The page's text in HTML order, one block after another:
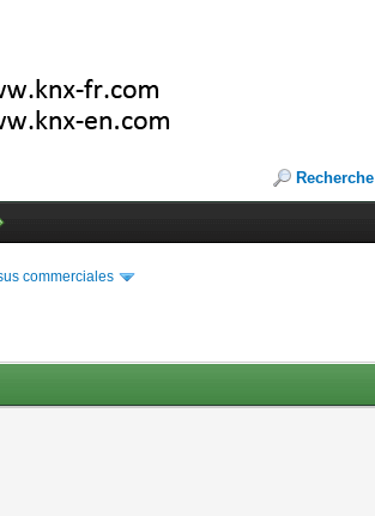
Recherche
commerciales